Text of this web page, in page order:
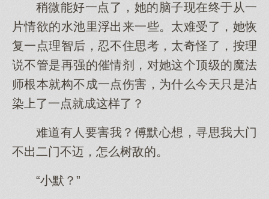
稍微能好一点了，她的脑子现在终于从一
片情欲的水池里浮出来一些。太难受了，她恢
复一点理智后，忍不住思考，太奇怪了，按理
说不管是再强的催情剂，对她这个顶级的魔法
师根本就构不成一点伤害，为什么今天只是沾
染上了一点就成这样了？
难道有人要害我？傅默心想，寻思我大门
不出二门不迈，怎么树敌的。
“小默？”